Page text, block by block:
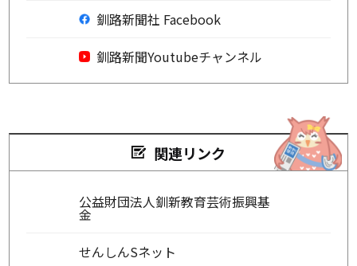
釧路新聞社 Facebook
釧路新聞Youtubeチャンネル
関連リンク
公益財団法人釧新教育芸術振興基
金
せんしんSネット